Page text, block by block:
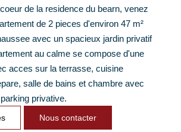
de la residence du bearn, venez
de 2 pieces d'environ 47 m²
avec un spacieux jardin privatif
au calme se compose d'une
acces sur la terrasse, cuisine
salle de bains et chambre avec
privative.
Nous contacter